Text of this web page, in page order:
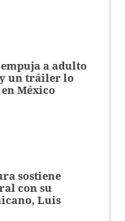
a adulto
un tráiler lo
México
sostiene
con su
Luis